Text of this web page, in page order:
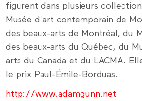
figurent dans plusieurs
Musée d'art contemporain de
des beaux-arts de Montréal, du
des beaux-arts du Québec, du
arts du Canada et du LACMA.
le prix Paul-Émile-Borduas.
http://www.adamgunn.net